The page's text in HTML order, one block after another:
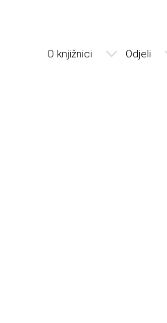
O knjižnici Odjeli